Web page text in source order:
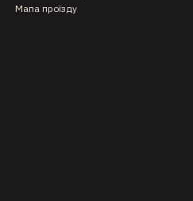
Мапа проїзду